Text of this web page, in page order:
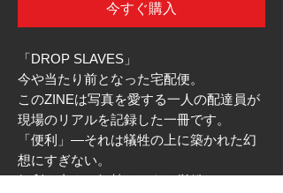
今すぐ購入
「DROP SLAVES」
今や当たり前となった宅配便。
このZINEは写真を愛する一人の配達員が
現場のリアルを記録した一冊です。
「便利」―それは犠牲の上に築かれた幻
想にすぎない。
便利を支える奴隷のような労働。